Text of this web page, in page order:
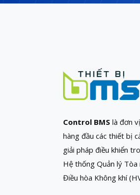
Control BMS là đơn
hàng đầu các thiết bị
giải pháp điều khiển
Hệ thống Quản lý Tòa
Điều hòa Không khí